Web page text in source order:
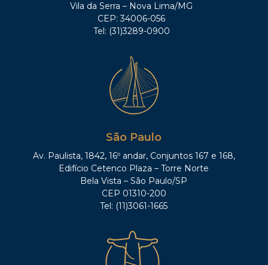
Vila da Serra – Nova Lima/MG
CEP: 34006-056
Tel: (31)3289-0900
São Paulo
Av. Paulista, 1842, 16º andar, Conjuntos 167 e 168,
Edifício Cetenco Plaza – Torre Norte
Bela Vista – São Paulo/SP
CEP 01310-200
Tel: (11)3061-1665